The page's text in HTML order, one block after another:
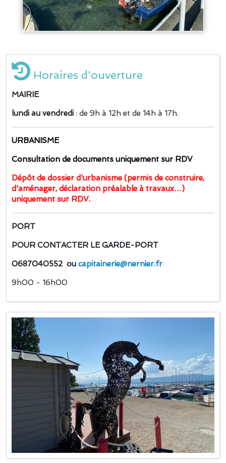
Horaires d'ouverture
MAIRIE
lundi au vendredi : de 9h à 12h et de 14h à 17h.
URBANISME
Consultation de documents uniquement sur RDV
Dépôt de dossier d'urbanisme (permis de construire,
d'aménager, déclaration préalable à travaux…)
uniquement sur RDV.
PORT
POUR CONTACTER LE GARDE-PORT
0687040552 ou capitainerie@nernier.fr
9h00 - 16h00